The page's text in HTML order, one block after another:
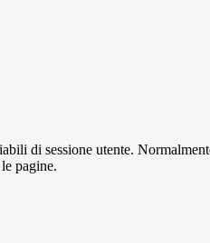
di sessione utente.
pagine.